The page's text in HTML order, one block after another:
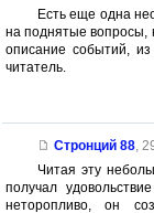
Есть еще одна
на поднятые вопросы,
описание событий,
читатель.
Стронций 88,
Читая эту
получал
неторопливо, он